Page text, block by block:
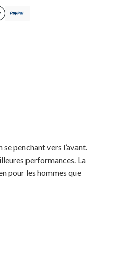
penchant vers l’avant.
performances. La
pour les hommes que